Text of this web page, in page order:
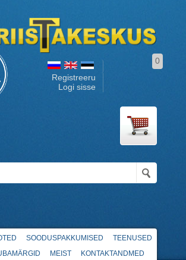
Registreeru
Logi sisse
0
SOODUSPAKKUMISED
TEENUSED
MEIST KONTAKTANDMED